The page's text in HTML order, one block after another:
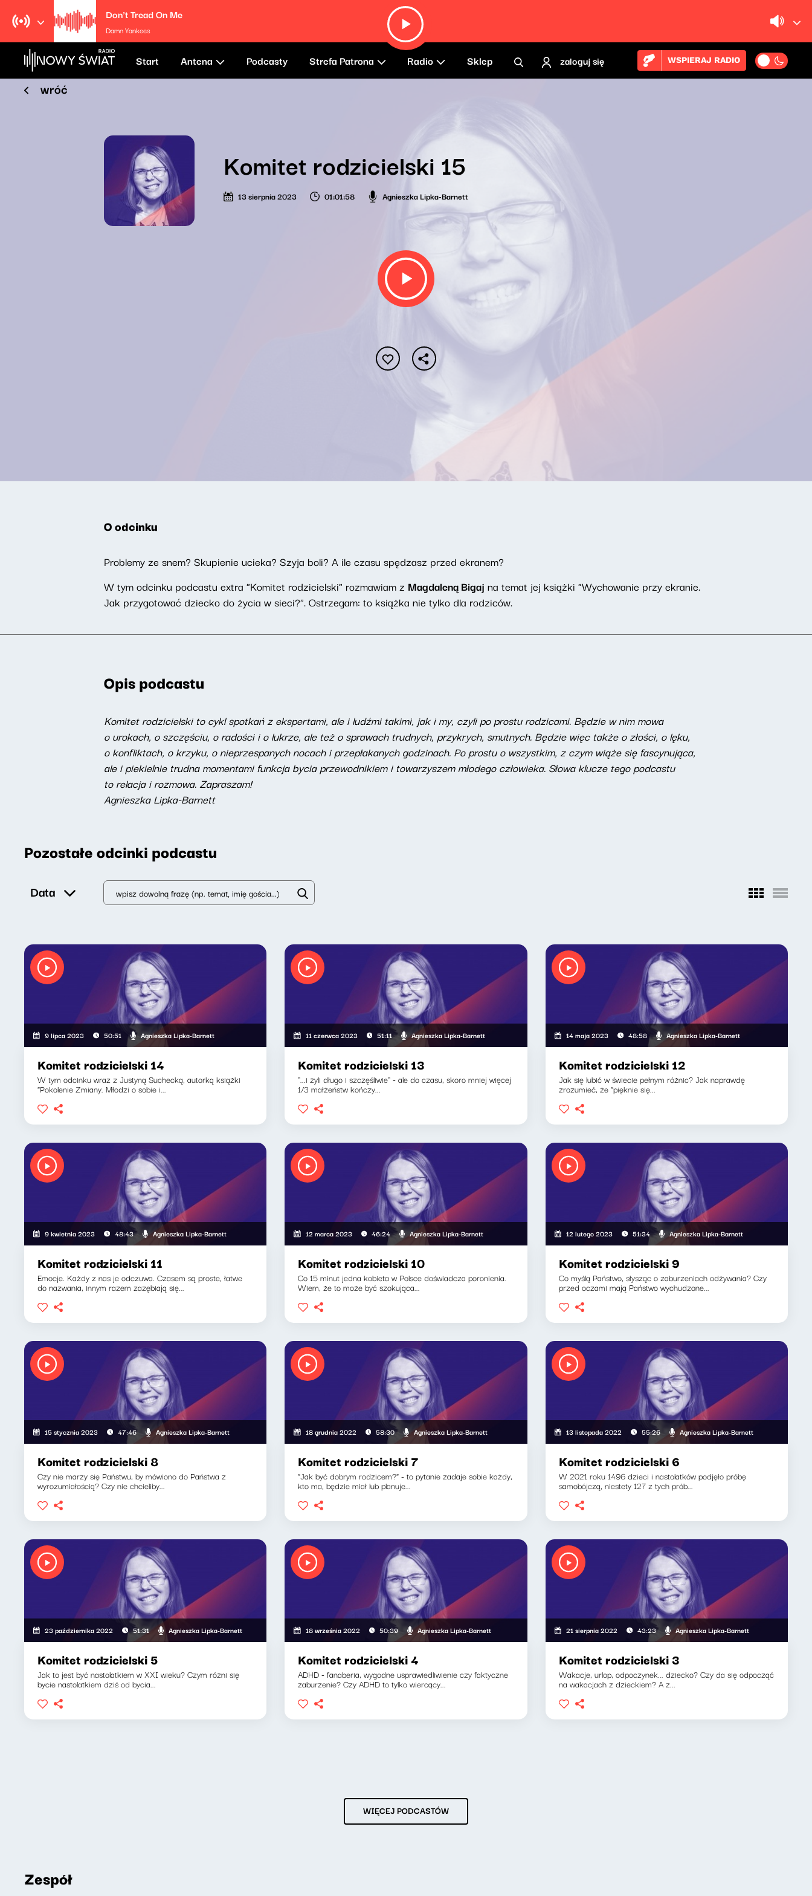
Don't Tread On Me
Damn Yankees
Start Antena Podcasty Strefa Patrona Radio Sklep zaloguj się WSPIERAJ RADIO
wróć
Komitet rodzicielski 15
13 sierpnia 2023 01:01:58 Agnieszka Lipka-Barnett
O odcinku
Problemy ze snem? Skupienie ucieka? Szyja boli? A ile czasu spędzasz przed ekranem?
W tym odcinku podcastu extra "Komitet rodzicielski" rozmawiam z Magdaleną Bigaj na temat jej książki "Wychowanie przy ekranie.
Jak przygotować dziecko do życia w sieci?". Ostrzegam: to książka nie tylko dla rodziców.
Opis podcastu
Komitet rodzicielski to cykl spotkań z ekspertami, ale i ludźmi takimi, jak i my, czyli po prostu rodzicami. Będzie w nim mowa
o urokach, o szczęściu, o radości i o lukrze, ale też o sprawach trudnych, przykrych, smutnych. Będzie więc także o złości, o lęku,
o konfliktach, o krzyku, o nieprzespanych nocach i przepłakanych godzinach. Po prostu o wszystkim, z czym wiąże się fascynująca,
ale i piekielnie trudna momentami funkcja bycia przewodnikiem i towarzyszem młodego człowieka. Słowa klucze tego podcastu
to relacja i rozmowa. Zapraszam!
Agnieszka Lipka-Barnett
Pozostałe odcinki podcastu
Data
9 lipca 2023 50:51 Agnieszka Lipka-Barnett
Komitet rodzicielski 14
W tym odcinku wraz z Justyną Suchecką, autorką książki
"Pokolenie Zmiany. Młodzi o sobie i...
11 czerwca 2023 51:11 Agnieszka Lipka-Barnett
Komitet rodzicielski 13
"...i żyli długo i szczęśliwie" - ale do czasu, skoro mniej więcej
1/3 małżeństw kończy...
14 maja 2023 48:58 Agnieszka Lipka-Barnett
Komitet rodzicielski 12
Jak się lubić w świecie pełnym różnic? Jak naprawdę
zrozumieć, że "pięknie się...
9 kwietnia 2023 48:43 Agnieszka Lipka-Barnett
Komitet rodzicielski 11
Emocje. Każdy z nas je odczuwa. Czasem są proste, łatwe
do nazwania, innym razem zazębiają się...
12 marca 2023 46:24 Agnieszka Lipka-Barnett
Komitet rodzicielski 10
Co 15 minut jedna kobieta w Polsce doświadcza poronienia.
Wiem, że to może być szokująca...
12 lutego 2023 51:34 Agnieszka Lipka-Barnett
Komitet rodzicielski 9
Co myślą Państwo, słysząc o zaburzeniach odżywania? Czy
przed oczami mają Państwo wychudzone...
15 stycznia 2023 47:46 Agnieszka Lipka-Barnett
Komitet rodzicielski 8
Czy nie marzy się Państwu, by mówiono do Państwa z
wyrozumiałością? Czy nie chcieliby...
18 grudnia 2022 58:30 Agnieszka Lipka-Barnett
Komitet rodzicielski 7
"Jak być dobrym rodzicem?" - to pytanie zadaje sobie każdy,
kto ma, będzie miał lub planuje...
13 listopada 2022 55:26 Agnieszka Lipka-Barnett
Komitet rodzicielski 6
W 2021 roku 1496 dzieci i nastolatków podjęło próbę
samobójczą, niestety 127 z tych prób...
23 października 2022 51:31 Agnieszka Lipka-Barnett
Komitet rodzicielski 5
Jak to jest być nastolatkiem w XXI wieku? Czym różni się
bycie nastolatkiem dziś od bycia...
18 września 2022 50:39 Agnieszka Lipka-Barnett
Komitet rodzicielski 4
ADHD - fanaberia, wygodne usprawiedliwienie czy faktyczne
zaburzenie? Czy ADHD to tylko wiercący...
21 sierpnia 2022 43:23 Agnieszka Lipka-Barnett
Komitet rodzicielski 3
Wakacje, urlop, odpoczynek... dziecko? Czy da się odpocząć
na wakacjach z dzieckiem? A z...
WIĘCEJ PODCASTÓW
Zespół